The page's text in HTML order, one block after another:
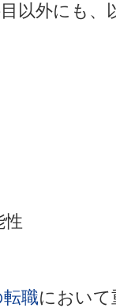
以外にも、
性
転職におい